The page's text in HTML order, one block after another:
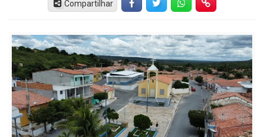
Compartilhar FacebookTwitter Whatsapp